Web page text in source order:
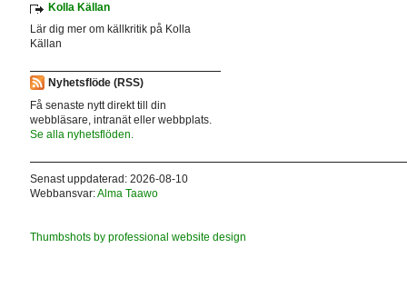
Kolla Källan
Lär dig mer om källkritik på Kolla
Källan
Nyhetsflöde (RSS)
Få senaste nytt direkt till din
webbläsare, intranät eller webbplats.
Se alla nyhetsflöden.
Senast uppdaterad: 2026-08-10
Webbansvar:Alma Taawo
Thumbshots by professional website design